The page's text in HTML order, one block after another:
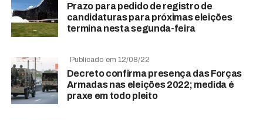
Prazo para pedido de registro de
candidaturas para próximas eleições
termina nesta segunda-feira
Publicado em 12/08/22
Decreto confirma presença das Forças
Armadas nas eleições 2022; medida é
praxe em todo pleito